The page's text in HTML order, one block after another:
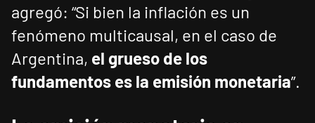
agregó: “Si bien la inflación es un
fenómeno multicausal, en el caso de
Argentina, el grueso de los
fundamentos es la emisión monetaria”.